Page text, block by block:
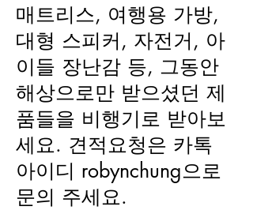
​매트리스, 여행용 가방,
대형 스피커, 자전거, 아
이들 장난감 등, 그동안
해상으로만 받으셨던 제
품들을 비행기로 받아보
세요. 견적요청은 카톡
아이디 robynchung으로
문의 주세요.